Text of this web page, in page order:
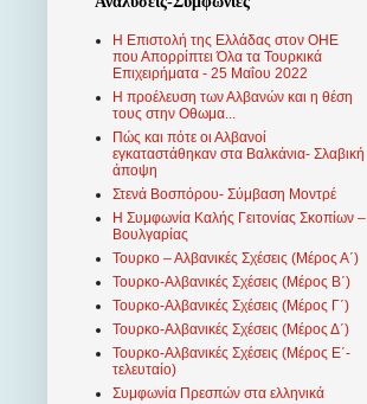
Η Επιστολή της Ελλάδας στον ΟΗΕ
που Απορρίπτει Όλα τα Τουρκικά
Επιχειρήματα - 25 Μαΐου 2022
Η προέλευση των Αλβανών και η θέση
τους στην Οθωμα...
Πώς και πότε οι Αλβανοί
εγκαταστάθηκαν στα Βαλκάνια- Σλαβική
άποψη
Στενά Βοσπόρου- Σύμβαση Μοντρέ
Η Συμφωνία Καλής Γειτονίας Σκοπίων –
Βουλγαρίας
Τουρκο – Αλβανικές Σχέσεις (Mέρος Α΄)
Τουρκο-Αλβανικές Σχέσεις (Μέρος Β΄)
Τουρκο-Αλβανικές Σχέσεις (Μέρος Γ΄)
Τουρκο-Αλβανικές Σχέσεις (Μέρος Δ΄)
Τουρκο-Αλβανικές Σχέσεις (Μέρος Ε΄-
τελευταίο)
Συμφωνία Πρεσπών στα ελληνικά